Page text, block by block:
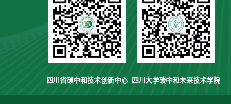
四川省碳中和技术创新中心 四川大学碳中和未来技术学院